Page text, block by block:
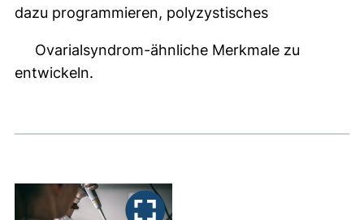
dazu programmieren, polyzystisches
Ovarialsyndrom-ähnliche Merkmale zu
entwickeln.